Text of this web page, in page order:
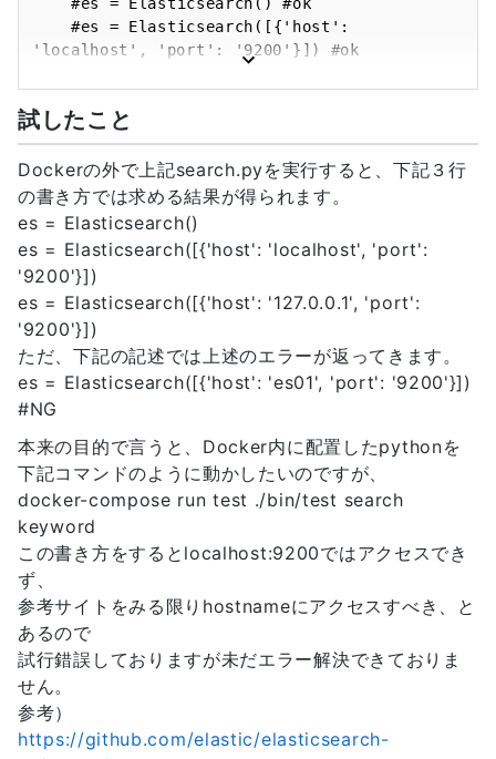
        hard: -1
      -
      - "9200:9200"
    networks:
      - esnet
volumes:
    driver: local
networks:
'localhost', 'port': '9200'}]) #ok
    es = Elasticsearch([{'host': 'es01',
'port': '9200'}]) #NG
    res = es.search(index="test_index",
body={"query": {"multi_match": {"fields": [
"result.name",
"result.alphabeticalName"],"query": word}}})
    print(res)
if len(sys.argv) > 1:
    word = sys.argv[1]
    search(word)
else:
試したこと
Dockerの外で上記search.pyを実行すると、下記３行
の書き方では求める結果が得られます。
es = Elasticsearch()
es = Elasticsearch([{'host': 'localhost', 'port':
'9200'}])
es = Elasticsearch([{'host': '127.0.0.1', 'port':
'9200'}])
ただ、下記の記述では上述のエラーが返ってきます。
es = Elasticsearch([{'host': 'es01', 'port': '9200'}])
#NG
本来の目的で言うと、Docker内に配置したpythonを
下記コマンドのように動かしたいのですが、
docker-compose run test ./bin/test search
keyword
この書き方をするとlocalhost:9200ではアクセスでき
ず、
参考サイトをみる限りhostnameにアクセスすべき、と
あるので
試行錯誤しておりますが未だエラー解決できておりま
せん。
参考）
https://github.com/elastic/elasticsearch-